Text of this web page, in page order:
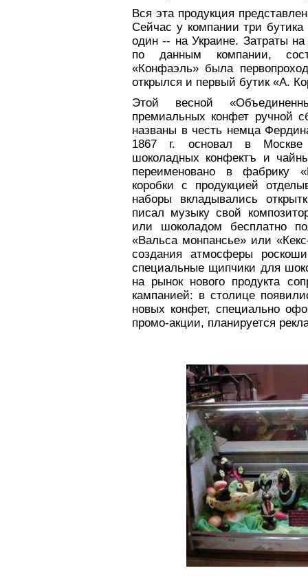
Вся эта продукция
Сейчас у компании три
один -- на Украине. Затраты на
по данным компании,
«Конфаэль» была
открылся и первый бутик «А.
Этой весной
премиальных конфет ручной
названы в честь немца
1867 г. основал в Москве
шоколадных конфектъ и
переименовано в фабрику
коробки с продукцией
наборы вкладывались
писал музыку свой
или шоколадом бесплатно
«Вальса монпансье» или
создания атмосферы
специальные щипчики для
на рынок нового продукта
кампанией: в столице
новых конфет, специально
промо-акции, планируется